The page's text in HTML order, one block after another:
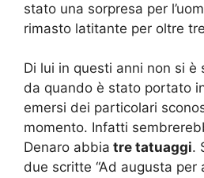
stato una sorpresa per
rimasto latitante per oltre
Di lui in questi anni non si è
da quando è stato portato
emersi dei particolari
momento. Infatti
Denaro abbia tre tatuaggi.
due scritte “Ad augusta per